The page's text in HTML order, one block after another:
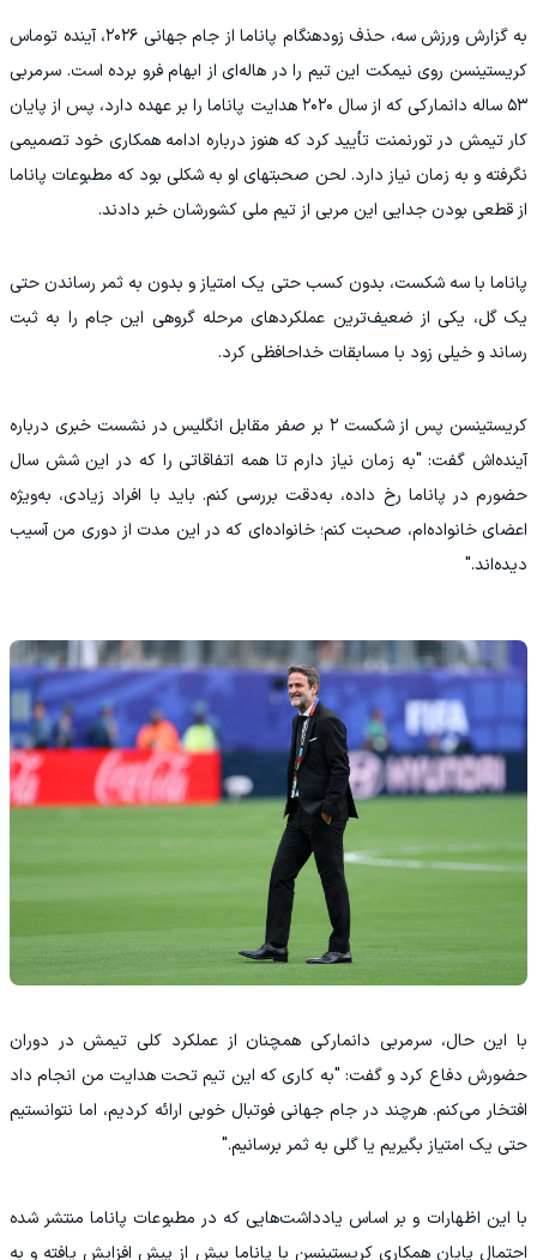
به گزارش ورزش سه، حذف زودهنگام پاناما از جام جهانی ۲۰۲۶، آینده توماس
کریستینسن روی نیمکت این تیم را در هاله‌ای از ابهام فرو برده است. سرمربی
۵۳ ساله دانمارکی که از سال ۲۰۲۰ هدایت پاناما را بر عهده دارد، پس از پایان
کار تیمش در تورنمنت تأیید کرد که هنوز درباره ادامه همکاری خود تصمیمی
نگرفته و به زمان نیاز دارد. لحن صحبتهای او به شکلی بود که مطبوعات پاناما
از قطعی بودن جدایی این مربی از تیم ملی کشورشان خبر دادند.
پاناما با سه شکست، بدون کسب حتی یک امتیاز و بدون به ثمر رساندن حتی
یک گل، یکی از ضعیف‌ترین عملکردهای مرحله گروهی این جام را به ثبت
رساند و خیلی زود با مسابقات خداحافظی کرد.
کریستینسن پس از شکست ۲ بر صفر مقابل انگلیس در نشست خبری درباره
آینده‌اش گفت: "به زمان نیاز دارم تا همه اتفاقاتی را که در این شش سال
حضورم در پاناما رخ داده، به‌دقت بررسی کنم. باید با افراد زیادی، به‌ویژه
اعضای خانواده‌ام، صحبت کنم؛ خانواده‌ای که در این مدت از دوری من آسیب
دیده‌اند."
با این حال، سرمربی دانمارکی همچنان از عملکرد کلی تیمش در دوران
حضورش دفاع کرد و گفت: "به کاری که این تیم تحت هدایت من انجام داد
افتخار می‌کنم. هرچند در جام جهانی فوتبال خوبی ارائه کردیم، اما نتوانستیم
حتی یک امتیاز بگیریم یا گلی به ثمر برسانیم."
با این اظهارات و بر اساس یادداشت‌هایی که در مطبوعات پاناما منتشر شده
احتمال پایان همکاری کریستینسن با پاناما بیش از پیش افزایش یافته و به